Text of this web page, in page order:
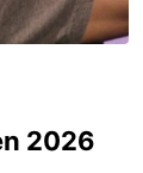
2026